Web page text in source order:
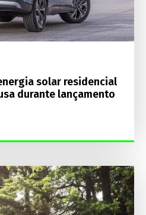
solar residencial
durante lançamento